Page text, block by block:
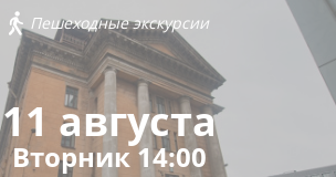
Пешеходные экскурсии
11 августа
Вторник 14:00